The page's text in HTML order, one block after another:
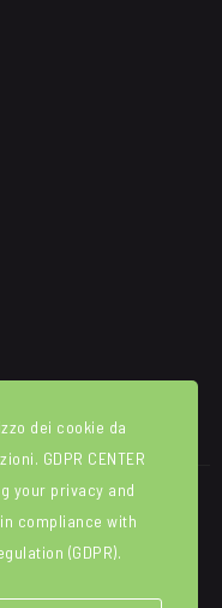
Manutenzione e
dei cookie da
GDPR CENTER
your privacy and
compliance with
(GDPR).